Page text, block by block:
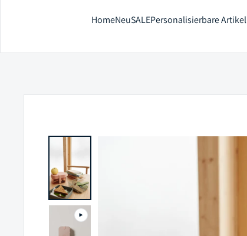
HomeNeuSALEPersonalisierbare Artikel